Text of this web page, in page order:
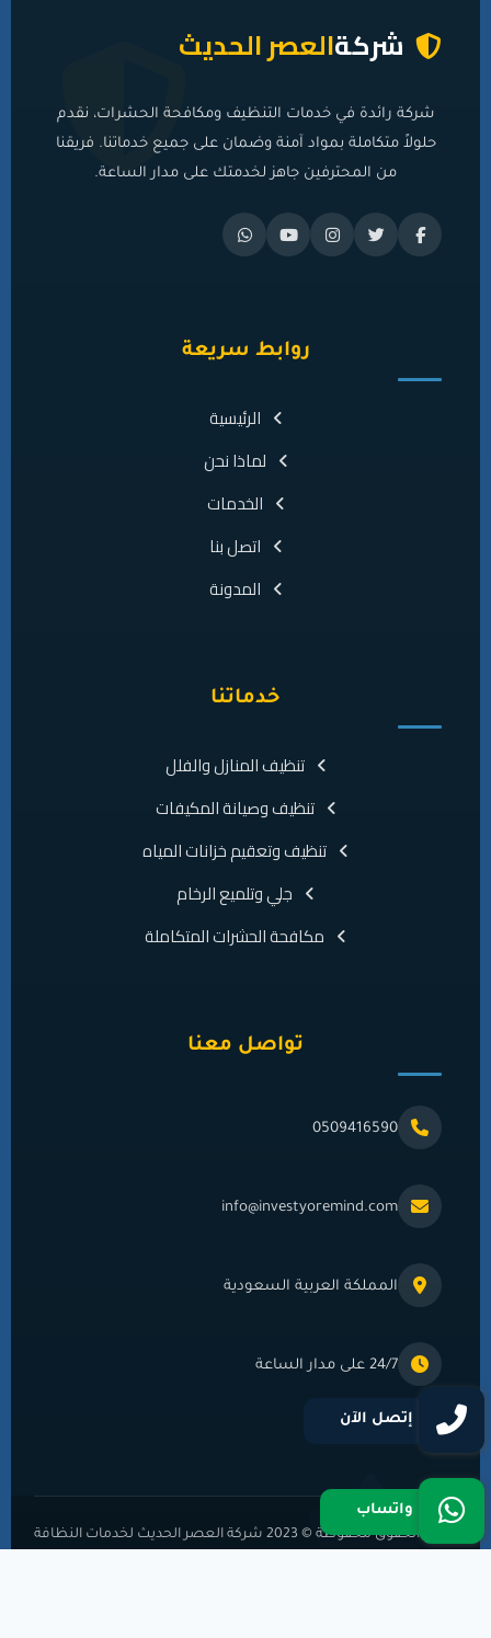
شركةالعصر الحديث
شركة رائدة في خدمات التنظيف ومكافحة الحشرات، نقدم
حلولاً متكاملة بمواد آمنة وضمان على جميع خدماتنا. فريقنا
من المحترفين جاهز لخدمتك على مدار الساعة.
روابط سريعة
الرئيسية
لماذا نحن
الخدمات
اتصل بنا
المدونة
خدماتنا
تنظيف المنازل والفلل
تنظيف وصيانة المكيفات
تنظيف وتعقيم خزانات المياه
جلي وتلميع الرخام
مكافحة الحشرات المتكاملة
تواصل معنا
0509416590
info@investyoremind.com
المملكة العربية السعودية
24/7 على مدار الساعة
جميع الحقوق محفوظة © 2023 شركة العصر الحديث لخدمات النظافة
إتصل الآن
واتساب